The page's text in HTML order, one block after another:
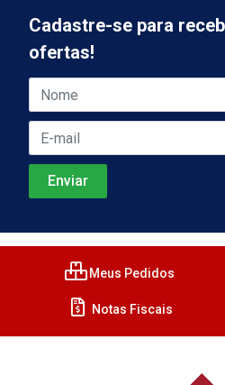
Cadastre-se para
ofertas!
Meus Pedidos
Notas Fiscais